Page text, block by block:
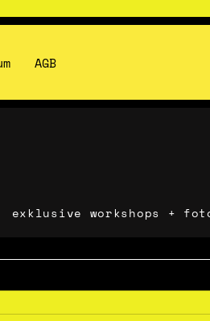
AGB
exklusive workshops +